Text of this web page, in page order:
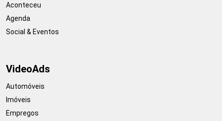
Aconteceu
Agenda
Social & Eventos
VideoAds
Automóveis
Imóveis
Empregos